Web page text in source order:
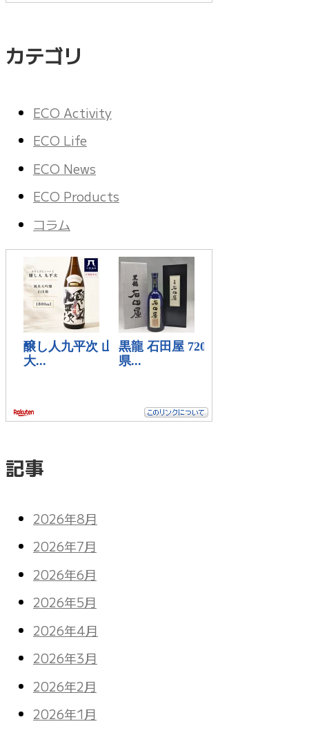
カテゴリ
ECO Activity
ECO Life
ECO News
ECO Products
コラム
記事
2026年8月
2026年7月
2026年6月
2026年5月
2026年4月
2026年3月
2026年2月
2026年1月